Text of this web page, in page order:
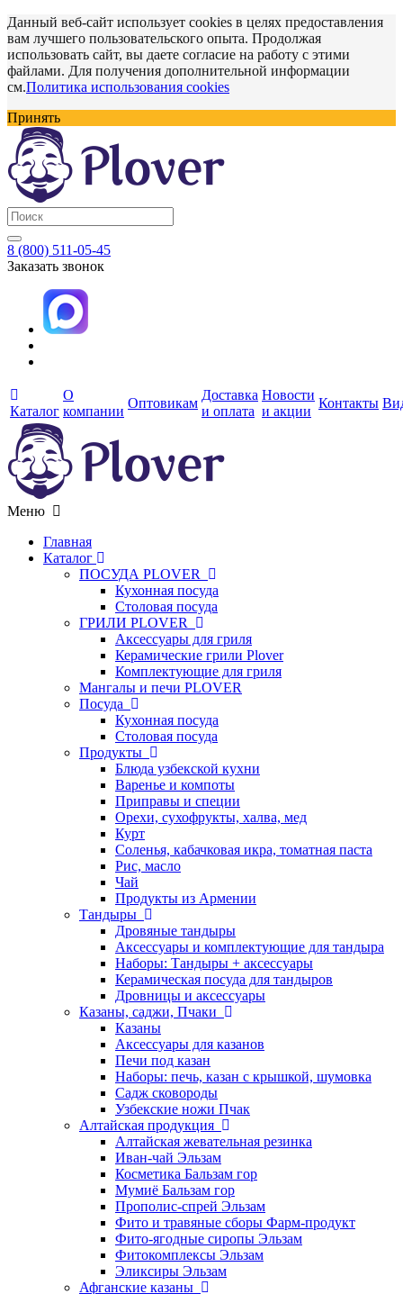
Данный веб-сайт использует cookies в целях предоставления
вам лучшего пользовательского опыта. Продолжая
использовать сайт, вы даете согласие на работу с этими
файлами. Для получения дополнительной информации
см.Политика использования cookies
Принять
8 (800) 511-05-45
Заказать звонок
Каталог
О
компании
Оптовикам
Доставка
и оплата
Новости
и акции
Контакты
Меню
Главная
Каталог
ПОСУДА PLOVER
Кухонная посуда
Столовая посуда
ГРИЛИ PLOVER
Аксессуары для гриля
Керамические грили Plover
Комплектующие для гриля
Мангалы и печи PLOVER
Посуда
Кухонная посуда
Столовая посуда
Продукты
Блюда узбекской кухни
Варенье и компоты
Приправы и специи
Орехи, сухофрукты, халва, мед
Курт
Соленья, кабачковая икра, томатная паста
Рис, масло
Чай
Продукты из Армении
Тандыры
Дровяные тандыры
Аксессуары и комплектующие для тандыра
Наборы: Тандыры + аксессуары
Керамическая посуда для тандыров
Дровницы и аксессуары
Казаны, саджи, Пчаки
Казаны
Аксессуары для казанов
Печи под казан
Наборы: печь, казан с крышкой, шумовка
Садж сковороды
Узбекские ножи Пчак
Алтайская продукция
Алтайская жевательная резинка
Иван-чай Эльзам
Косметика Бальзам гор
Мумиё Бальзам гор
Прополис-спрей Эльзам
Фито и травяные сборы Фарм-продукт
Фито-ягодные сиропы Эльзам
Фитокомплексы Эльзам
Эликсиры Эльзам
Афганские казаны